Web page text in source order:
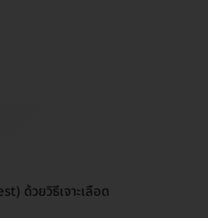
ด้วยวิธีเจาะเลือด